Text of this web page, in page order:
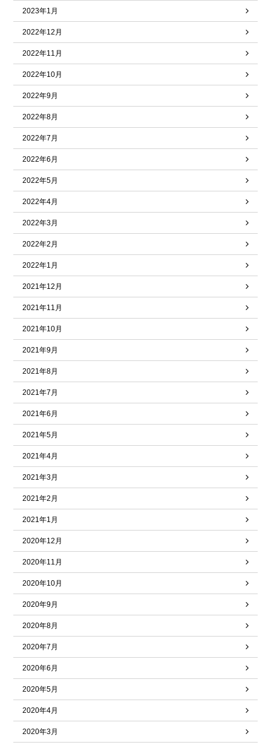
2023年1月
2022年12月
2022年11月
2022年10月
2022年9月
2022年8月
2022年7月
2022年6月
2022年5月
2022年4月
2022年3月
2022年2月
2022年1月
2021年12月
2021年11月
2021年10月
2021年9月
2021年8月
2021年7月
2021年6月
2021年5月
2021年4月
2021年3月
2021年2月
2021年1月
2020年12月
2020年11月
2020年10月
2020年9月
2020年8月
2020年7月
2020年6月
2020年5月
2020年4月
2020年3月